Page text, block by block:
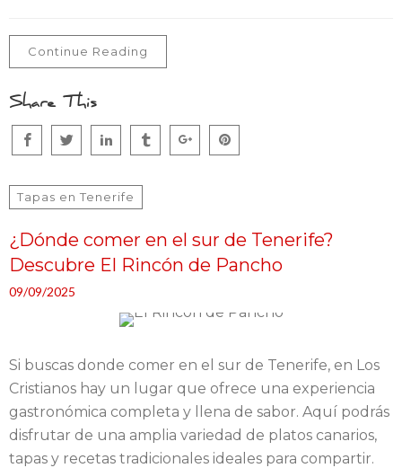
Continue Reading
Share This
Tapas en Tenerife
¿Dónde comer en el sur de Tenerife?
Descubre El Rincón de Pancho
09/09/2025
Si buscas donde comer en el sur de Tenerife, en Los
Cristianos hay un lugar que ofrece una experiencia
gastronómica completa y llena de sabor. Aquí podrás
disfrutar de una amplia variedad de platos canarios,
tapas y recetas tradicionales ideales para compartir.